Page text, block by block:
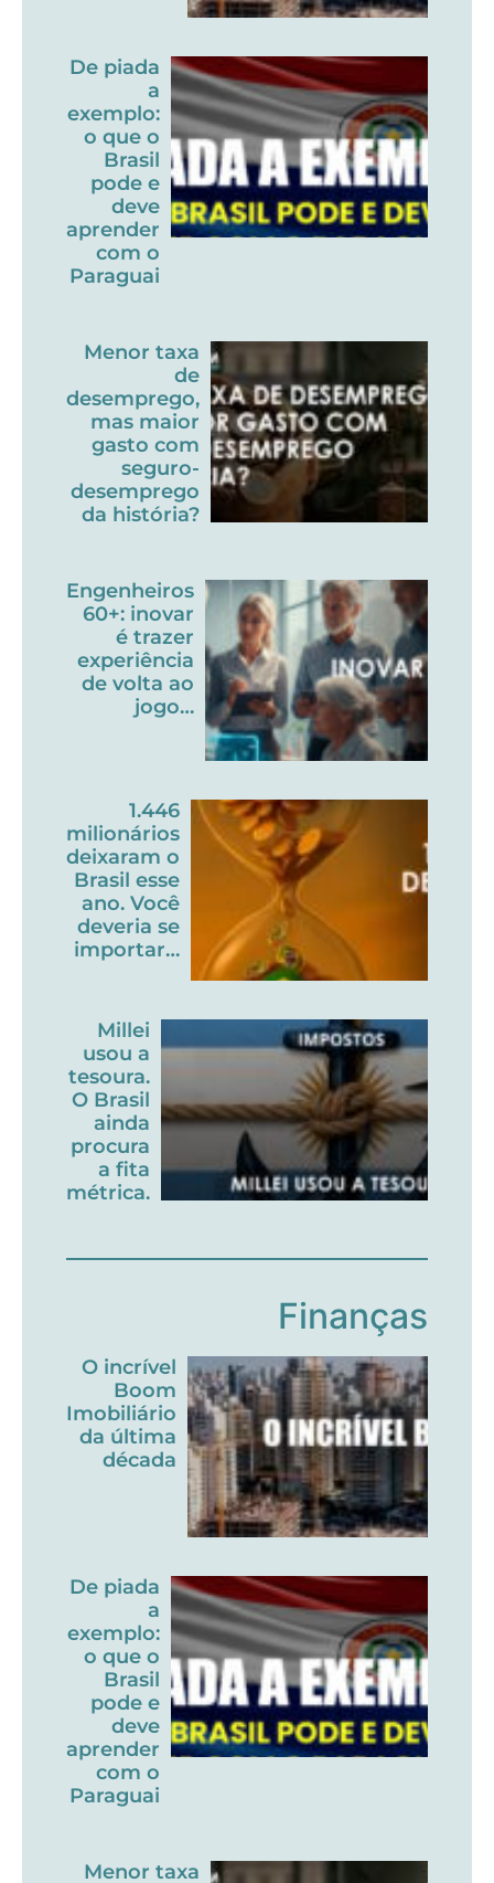
De piada
a
exemplo:
o que o
Brasil
pode e
deve
aprender
com o
Paraguai
Menor taxa
de
desemprego,
mas maior
gasto com
seguro-
desemprego
da história?
Engenheiros
60+: inovar
é trazer
experiência
de volta ao
jogo…
1.446
milionários
deixaram o
Brasil esse
ano. Você
deveria se
importar…
Millei
usou a
tesoura.
O Brasil
ainda
procura
a fita
métrica.
Finanças
O incrível
Boom
Imobiliário
da última
década
De piada
a
exemplo:
o que o
Brasil
pode e
deve
aprender
com o
Paraguai
Menor taxa